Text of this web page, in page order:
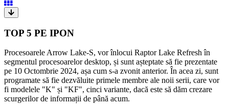
TOP 5 PE IPON
Procesoarele Arrow Lake-S, vor înlocui Raptor Lake Refresh în
segmentul procesoarelor desktop, și sunt așteptate să fie prezentate
pe 10 Octombrie 2024, așa cum s-a zvonit anterior. În acea zi, sunt
programate să fie dezvăluite primele membre ale noii serii, care vor
fi modelele "K" și "KF", cinci variante, dacă este să dăm crezare
scurgerilor de informații de până acum.